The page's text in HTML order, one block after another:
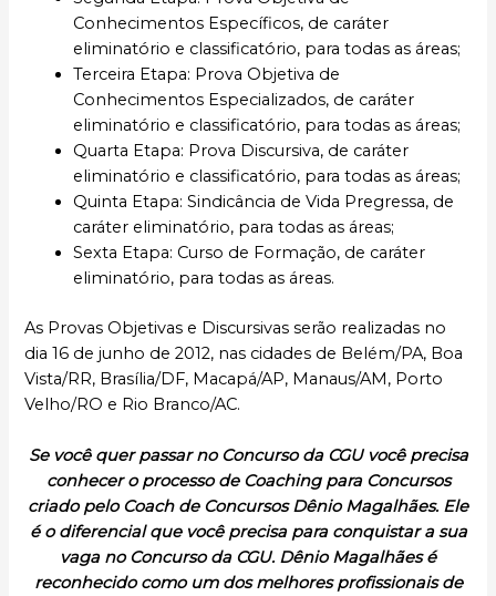
Conhecimentos Específicos, de caráter
eliminatório e classificatório, para todas as áreas;
Terceira Etapa: Prova Objetiva de
Conhecimentos Especializados, de caráter
eliminatório e classificatório, para todas as áreas;
Quarta Etapa: Prova Discursiva, de caráter
eliminatório e classificatório, para todas as áreas;
Quinta Etapa: Sindicância de Vida Pregressa, de
caráter eliminatório, para todas as áreas;
Sexta Etapa: Curso de Formação, de caráter
eliminatório, para todas as áreas.
As Provas Objetivas e Discursivas serão realizadas no
dia 16 de junho de 2012, nas cidades de Belém/PA, Boa
Vista/RR, Brasília/DF, Macapá/AP, Manaus/AM, Porto
Velho/RO e Rio Branco/AC.
Se você quer passar no Concurso da CGU você precisa
conhecer o processo de Coaching para Concursos
criado pelo Coach de Concursos Dênio Magalhães. Ele
é o diferencial que você precisa para conquistar a sua
vaga no Concurso da CGU. Dênio Magalhães é
reconhecido como um dos melhores profissionais de